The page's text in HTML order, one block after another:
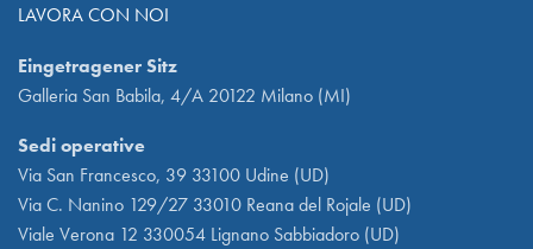
LAVORA CON NOI
Eingetragener Sitz
Galleria San Babila, 4/A 20122 Milano (MI)
Sedi operative
Via San Francesco, 39 33100 Udine (UD)
Via C. Nanino 129/27 33010 Reana del Rojale (UD)
Viale Verona 12 330054 Lignano Sabbiadoro (UD)